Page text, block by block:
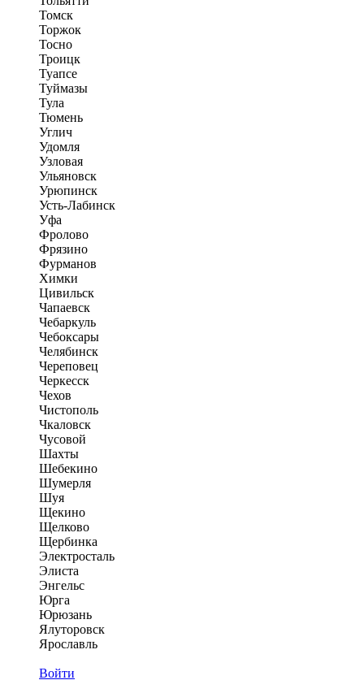
Томск
Торжок
Тосно
Троицк
Туапсе
Туймазы
Тула
Тюмень
Углич
Удомля
Узловая
Ульяновск
Урюпинск
Усть-Лабинск
Уфа
Фролово
Фрязино
Фурманов
Химки
Цивильск
Чапаевск
Чебаркуль
Чебоксары
Челябинск
Череповец
Черкесск
Чехов
Чистополь
Чкаловск
Чусовой
Шахты
Шебекино
Шумерля
Шуя
Щекино
Щелково
Щербинка
Электросталь
Элиста
Энгельс
Юрга
Юрюзань
Ялуторовск
Ярославль
Войти